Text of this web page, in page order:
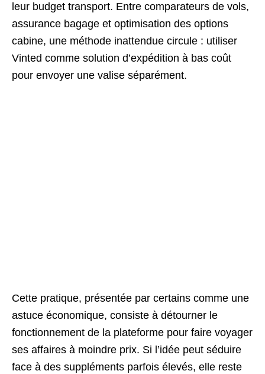
leur budget transport. Entre comparateurs de vols,
assurance bagage et optimisation des options
cabine, une méthode inattendue circule : utiliser
Vinted comme solution d’expédition à bas coût
pour envoyer une valise séparément.
Cette pratique, présentée par certains comme une
astuce économique, consiste à détourner le
fonctionnement de la plateforme pour faire voyager
ses affaires à moindre prix. Si l’idée peut séduire
face à des suppléments parfois élevés, elle reste